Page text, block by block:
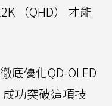
（QHD） 才能
底優化QD-OLED
功突破這項技